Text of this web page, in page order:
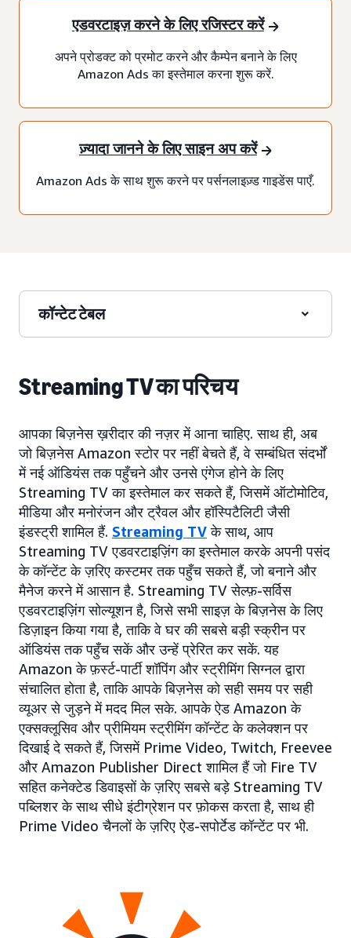
एडवरटाइज़ करने के लिए रजिस्टर करें
अपने प्रोडक्ट को प्रमोट करने और कैम्पेन बनाने के लिए
Amazon Ads का इस्तेमाल करना शुरू करें.
ज़्यादा जानने के लिए साइन अप करें
Amazon Ads के साथ शुरू करने पर पर्सनलाइज़्ड गाइडेंस पाएँ.
कॉन्टेट टेबल
Streaming TV का परिचय
आपका बिज़नेस ख़रीदार की नज़र में आना चाहिए. साथ ही, अब
जो बिज़नेस Amazon स्टोर पर नहीं बेचते हैं, वे सम्बंधित संदर्भों
में नई ऑडियंस तक पहुँचने और उनसे एंगेज होने के लिए
Streaming TV का इस्तेमाल कर सकते हैं, जिसमें ऑटोमोटिव,
मीडिया और मनोरंजन और ट्रैवल और हॉस्पिटैलिटी जैसी
इंडस्ट्री शामिल हैं. Streaming TVके साथ, आप
Streaming TV एडवरटाइज़िंग का इस्तेमाल करके अपनी पसंद
के कॉन्टेंट के ज़रिए कस्टमर तक पहुँच सकते हैं, जो बनाने और
मैनेज करने में आसान है. Streaming TV सेल्फ़-सर्विस
एडवरटाइज़िंग सोल्यूशन है, जिसे सभी साइज़ के बिज़नेस के लिए
डिज़ाइन किया गया है, ताकि वे घर की सबसे बड़ी स्क्रीन पर
ऑडियंस तक पहुँच सकें और उन्हें प्रेरित कर सकें. यह
Amazon के फ़र्स्ट-पार्टी शॉपिंग और स्ट्रीमिंग सिग्नल द्वारा
संचालित होता है, ताकि आपके बिज़नेस को सही समय पर सही
व्यूअर से जुड़ने में मदद मिल सके. आपके ऐड Amazon के
एक्सक्लूसिव और प्रीमियम स्ट्रीमिंग कॉन्टेंट के कलेक्शन पर
दिखाई दे सकते हैं, जिसमें Prime Video, Twitch, Freevee
और Amazon Publisher Direct शामिल हैं जो Fire TV
सहित कनेक्टेड डिवाइसों के ज़रिए सबसे बड़े Streaming TV
पब्लिशर के साथ सीधे इंटीग्रेशन पर फ़ोकस करता है, साथ ही
Prime Video चैनलों के ज़रिए ऐड-सपोर्टेड कॉन्टेंट पर भी.